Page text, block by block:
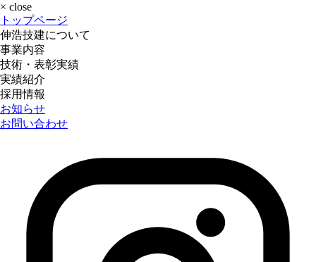
× close
トップページ
伸浩技建について
事業内容
技術・表彰実績
実績紹介
採用情報
お知らせ
お問い合わせ